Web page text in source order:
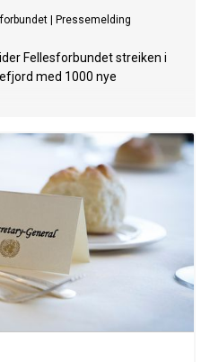
Pressemelding
Fellesforbundet streiken i
med 1000 nye